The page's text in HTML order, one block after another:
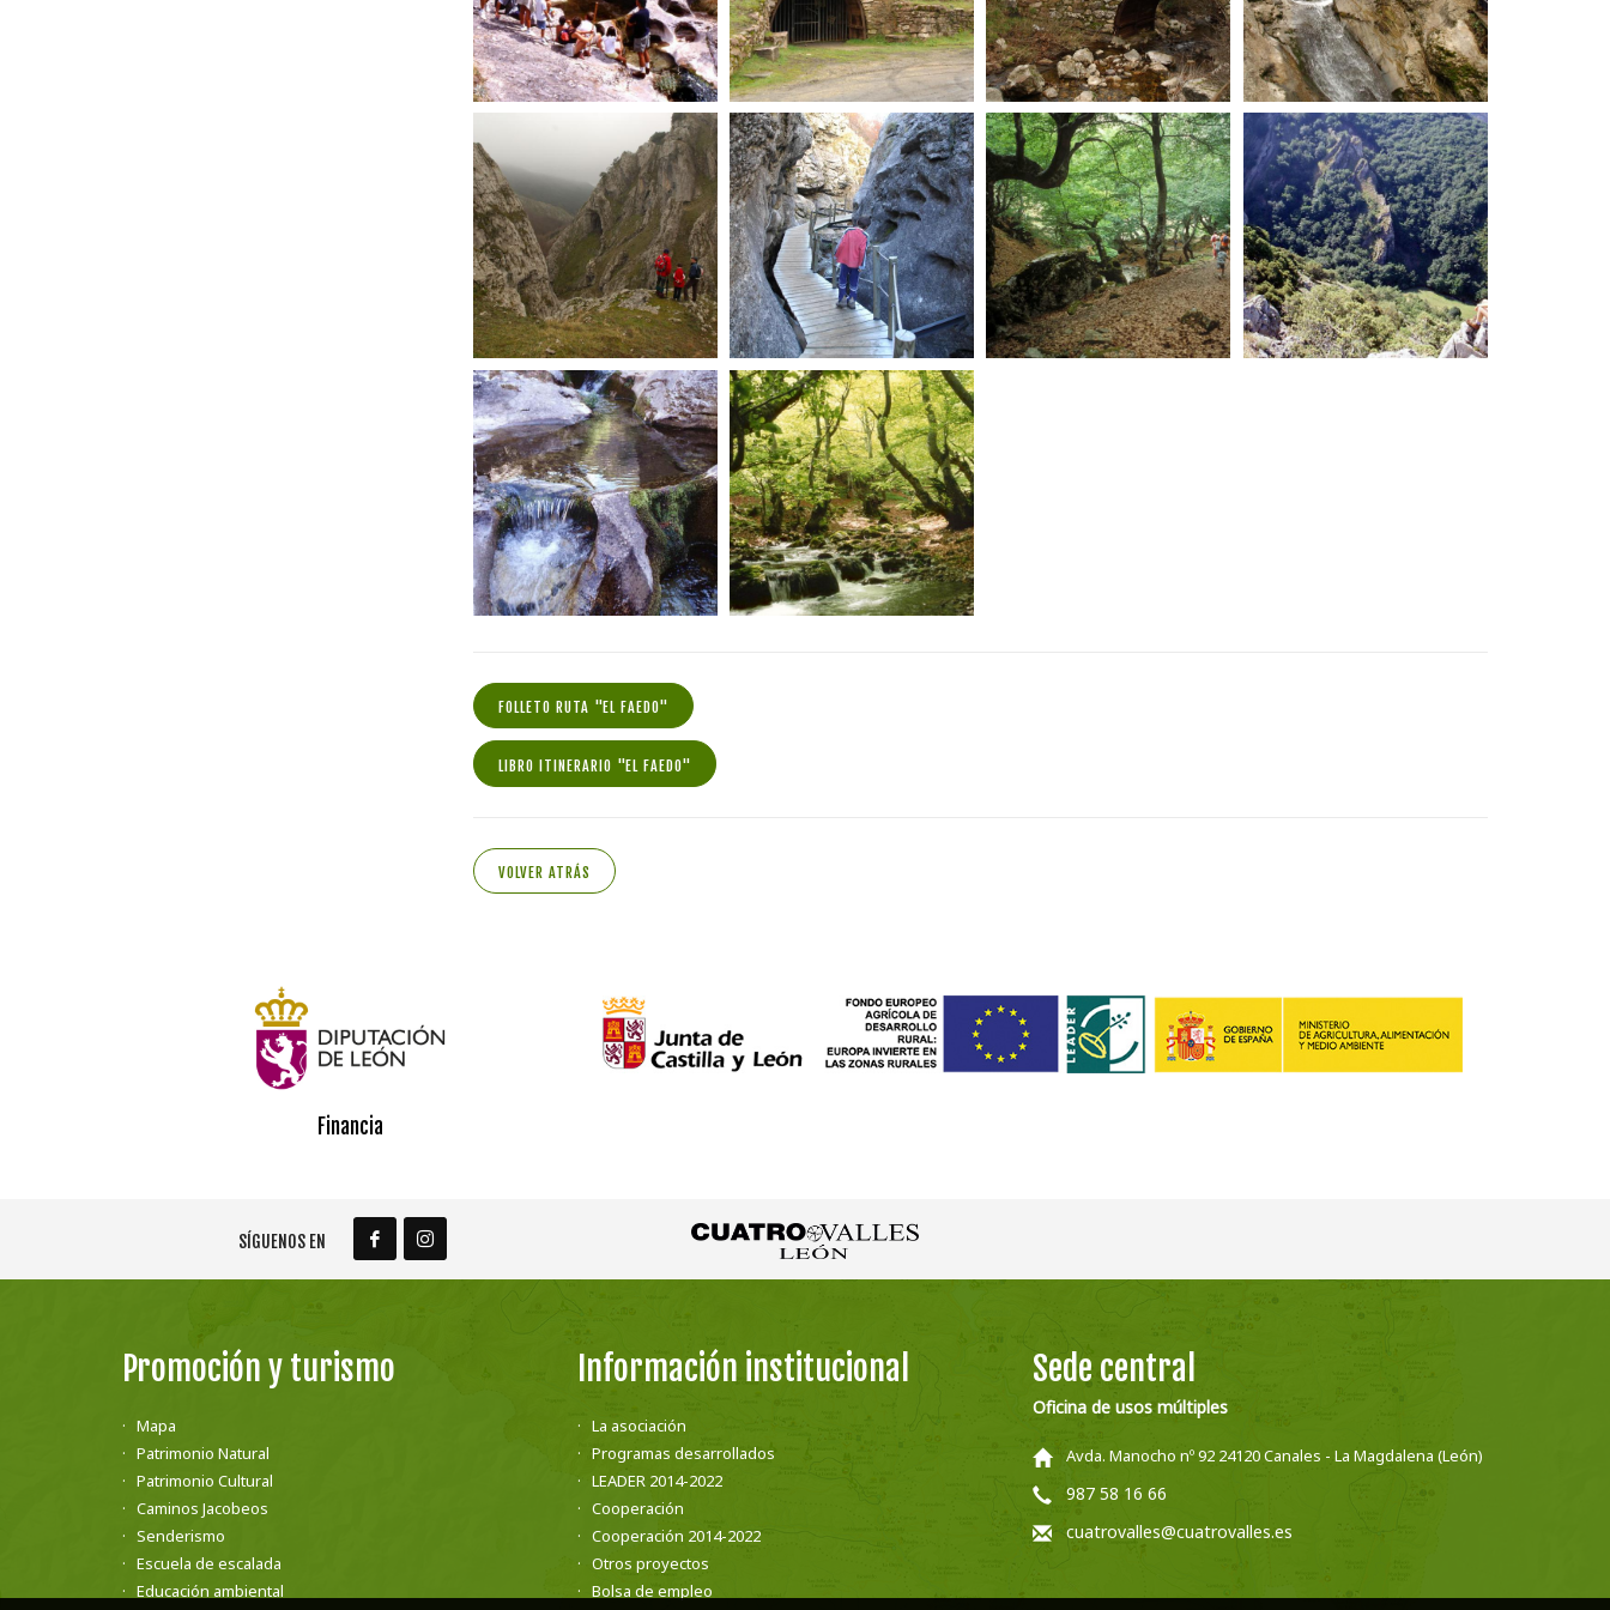
FOLLETO RUTA "EL FAEDO"
LIBRO ITINERARIO "EL FAEDO"
VOLVER ATRÁS
Financia
SÍGUENOS EN
Promoción y turismo
Mapa
Patrimonio Natural
Patrimonio Cultural
Caminos Jacobeos
Senderismo
Escuela de escalada
Educación ambiental
Información institucional
La asociación
Programas desarrollados
LEADER 2014-2022
Cooperación
Cooperación 2014-2022
Otros proyectos
Bolsa de empleo
Sede central
Oficina de usos múltiples
Avda. Manocho nº 92 24120 Canales - La Magdalena (León)
987 58 16 66
cuatrovalles@cuatrovalles.es